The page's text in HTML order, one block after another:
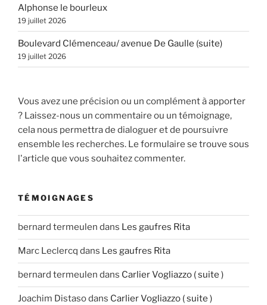
Alphonse le bourleux
19 juillet 2026
Boulevard Clémenceau/ avenue De Gaulle (suite)
19 juillet 2026
Vous avez une précision ou un complément à apporter
? Laissez-nous un commentaire ou un témoignage,
cela nous permettra de dialoguer et de poursuivre
ensemble les recherches. Le formulaire se trouve sous
l'article que vous souhaitez commenter.
TÉMOIGNAGES
bernard termeulen dans Les gaufres Rita
Marc Leclercq dans Les gaufres Rita
bernard termeulen dans Carlier Vogliazzo ( suite )
Joachim Distasodans Carlier Vogliazzo ( suite )